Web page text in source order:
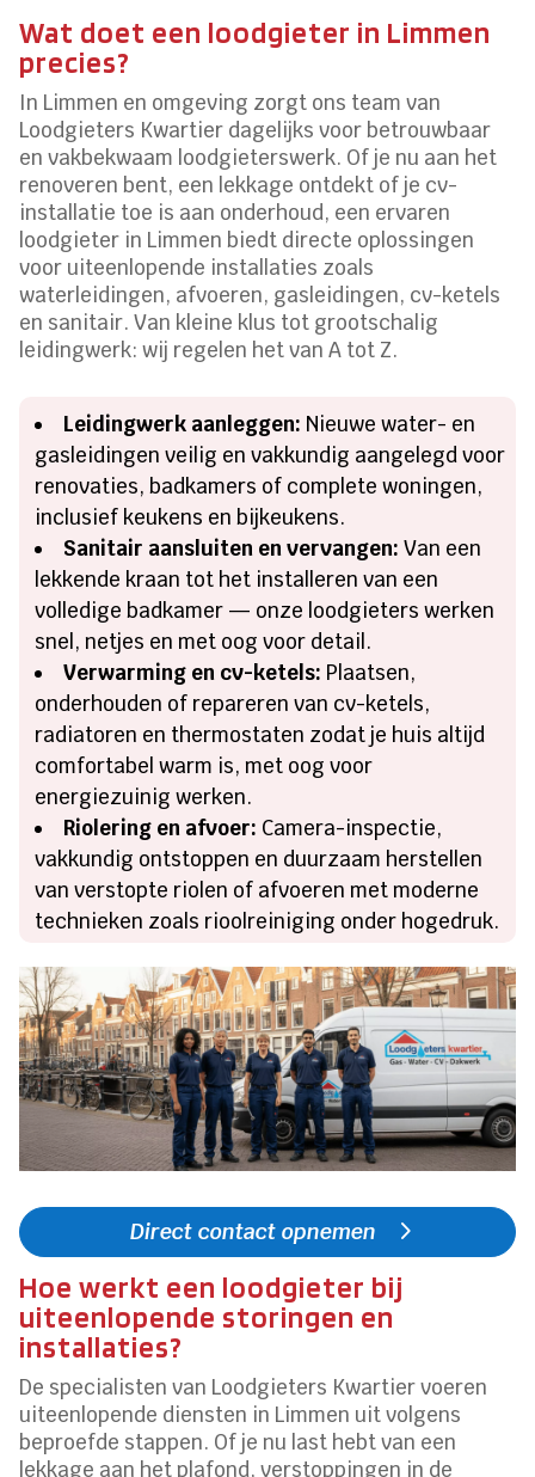
Wat doet een loodgieter in Limmen
precies?
In Limmen en omgeving zorgt ons team van
Loodgieters Kwartier dagelijks voor betrouwbaar
en vakbekwaam loodgieterswerk. Of je nu aan het
renoveren bent, een lekkage ontdekt of je cv-
installatie toe is aan onderhoud, een ervaren
loodgieter in Limmen biedt directe oplossingen
voor uiteenlopende installaties zoals
waterleidingen, afvoeren, gasleidingen, cv-ketels
en sanitair. Van kleine klus tot grootschalig
leidingwerk: wij regelen het van A tot Z.
Leidingwerk aanleggen: Nieuwe water- en
gasleidingen veilig en vakkundig aangelegd voor
renovaties, badkamers of complete woningen,
inclusief keukens en bijkeukens.
Sanitair aansluiten en vervangen: Van een
lekkende kraan tot het installeren van een
volledige badkamer — onze loodgieters werken
snel, netjes en met oog voor detail.
Verwarming en cv-ketels: Plaatsen,
onderhouden of repareren van cv-ketels,
radiatoren en thermostaten zodat je huis altijd
comfortabel warm is, met oog voor
energiezuinig werken.
Riolering en afvoer: Camera-inspectie,
vakkundig ontstoppen en duurzaam herstellen
van verstopte riolen of afvoeren met moderne
technieken zoals rioolreiniging onder hogedruk.
Direct contact opnemen
Hoe werkt een loodgieter bij
uiteenlopende storingen en
installaties?
De specialisten van Loodgieters Kwartier voeren
uiteenlopende diensten in Limmen uit volgens
beproefde stappen. Of je nu last hebt van een
lekkage aan het plafond, verstoppingen in de